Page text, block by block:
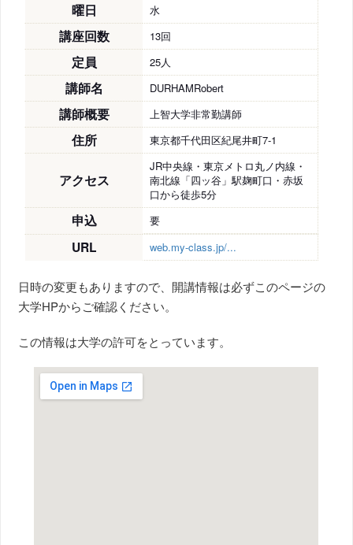
曜日 水
講座回数 13回
定員 25人
講師名 DURHAMRobert
講師概要 上智大学非常勤講師
住所 東京都千代田区紀尾井町7-1
アクセス
JR中央線・東京メトロ丸ノ内線・
南北線「四ッ谷」駅麹町口・赤坂
口から徒歩5分
申込 要
URL web.my-class.jp/...
日時の変更もありますので、開講情報は必ずこのページの
大学HPからご確認ください。
この情報は大学の許可をとっています。